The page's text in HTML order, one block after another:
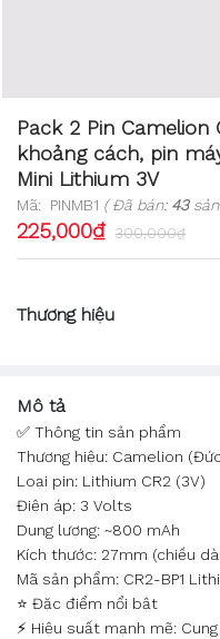
Pack 2 Pin Camelion
khoảng cách, pin
Mini Lithium 3V
Mã: PINMB1 ( Đã bán: 43sản
225,000₫ 300,000₫
Thương hiệu
Mô tả
✅ Thông tin sản phẩm
Thương hiệu: Camelion
Loại pin: Lithium CR2 (3V)
Điện áp: 3 Volts
Dung lượng: ~800 mAh
Kích thước: 27mm (chiều
Mã sản phẩm: CR2-BP1
⭐ Đặc điểm nổi bật
⚡ Hiệu suất mạnh mẽ: